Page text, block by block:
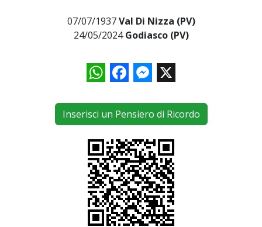
07/07/1937Val Di Nizza (PV)
24/05/2024Godiasco (PV)
WhatsAppFacebookMessenger
X
Inserisci un Pensiero di Ricordo